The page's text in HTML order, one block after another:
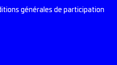
générales de participation